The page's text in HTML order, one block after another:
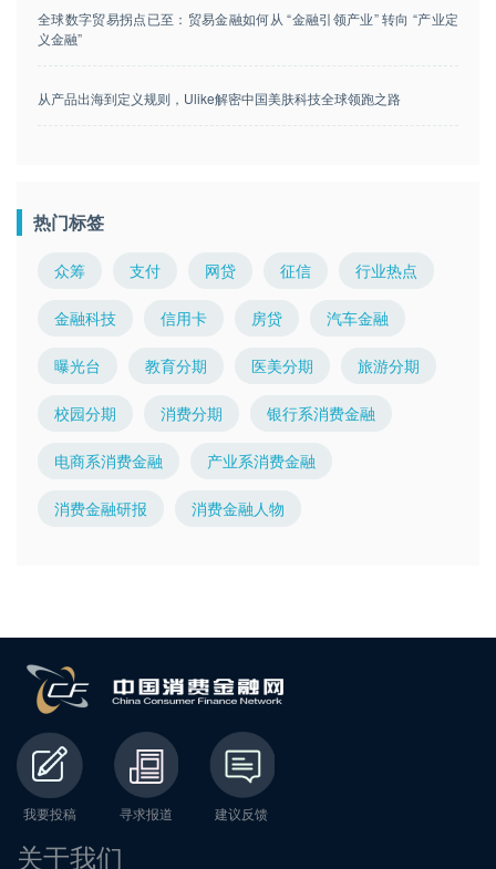
全球数字贸易拐点已至：贸易金融如何从 “金融引领产业” 转向 “产业定
义金融”
从产品出海到定义规则，Ulike解密中国美肤科技全球领跑之路
热门标签
众筹 支付 网贷 征信 行业热点
金融科技 信用卡 房贷 汽车金融
曝光台 教育分期 医美分期 旅游分期
校园分期 消费分期 银行系消费金融
电商系消费金融 产业系消费金融
消费金融研报 消费金融人物
我要投稿 寻求报道 建议反馈
关于我们